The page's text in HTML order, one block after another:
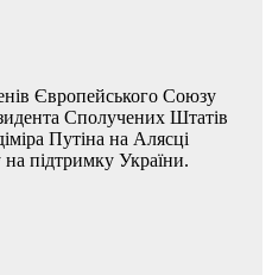
Європейського Союзу
Сполучених Штатів
Путіна на Алясці
на підтримку України.